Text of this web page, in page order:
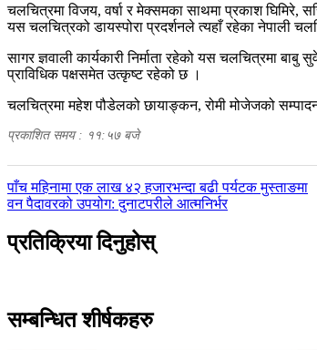
चलचित्रमा विजय, वर्षा र मेक्समका साथमा प्रकाश घिमिरे,
यस चलचित्रको डायस्पोरा प्रदर्शनले त्यहाँ रहेका नेपाली
सागर ज्ञवाली कार्यकारी निर्माता रहेको यस चलचित्रमा
प्राविधिक पक्षसमेत उत्कृष्ट रहेको छ ।
चलचित्रमा महेश पौडेलको छायाङ्कन, रोमी मोजेजको
प्रकाशित समय : ११:५७ बजे
पछिल्लाे
-
पाँच महिनामा एक लाख ४२ हजारभन्दा बढी पर्यटक मुस्ताङमा
अघिल्लाे
वन पैदावरको उपयोग: दुनाटपरीले आत्मनिर्भर
प्रतिक्रिया दिनुहोस्
सम्बन्धित शीर्षकहरु